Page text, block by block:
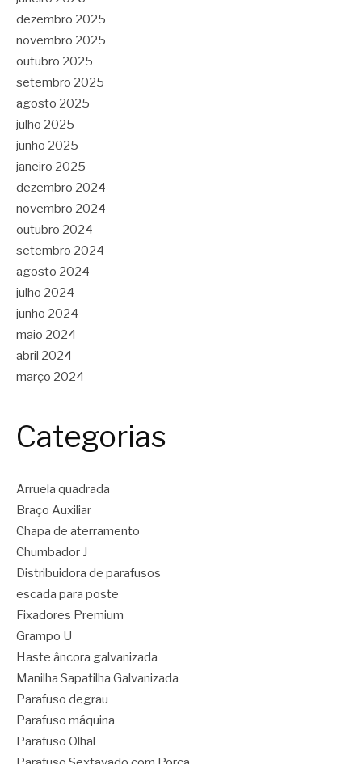
dezembro 2025
novembro 2025
outubro 2025
setembro 2025
agosto 2025
julho 2025
junho 2025
janeiro 2025
dezembro 2024
novembro 2024
outubro 2024
setembro 2024
agosto 2024
julho 2024
junho 2024
maio 2024
abril 2024
março 2024
Categorias
Arruela quadrada
Braço Auxiliar
Chapa de aterramento
Chumbador J
Distribuidora de parafusos
escada para poste
Fixadores Premium
Grampo U
Haste âncora galvanizada
Manilha Sapatilha Galvanizada
Parafuso degrau
Parafuso máquina
Parafuso Olhal